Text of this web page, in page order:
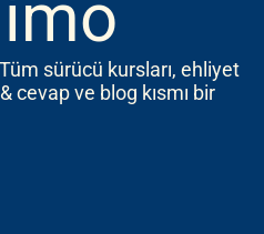
sürücü kursları, ehliyet
cevap ve blog kısmı bir